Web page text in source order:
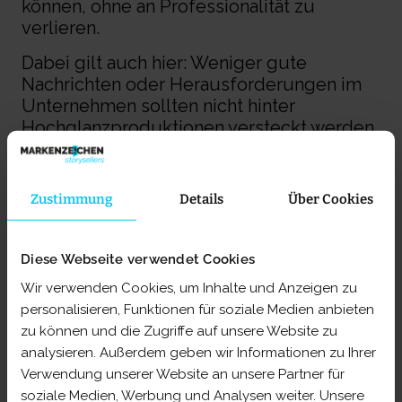
Zustimmung Details Über Cookies
Diese Webseite verwendet Cookies
Wir verwenden Cookies, um Inhalte und Anzeigen zu
personalisieren, Funktionen für soziale Medien anbieten
zu können und die Zugriffe auf unsere Website zu
analysieren. Außerdem geben wir Informationen zu Ihrer
Verwendung unserer Website an unsere Partner für
soziale Medien, Werbung und Analysen weiter. Unsere
können, ohne an Professionalität zu
verlieren.
Dabei gilt auch hier: Weniger gute
Nachrichten oder Herausforderungen im
Unternehmen sollten nicht hinter
Hochglanzproduktionen versteckt werden.
Offenheit wirkt glaubwürdiger als
Perfektion – und Authentizität stärkt das
Vertrauen Ihrer Zielgruppe. Nur so können
Sie die Werte Ihrer Marke wirklich